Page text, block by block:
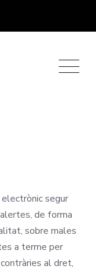
segur
de forma
sobre males
a terme per
al dret,